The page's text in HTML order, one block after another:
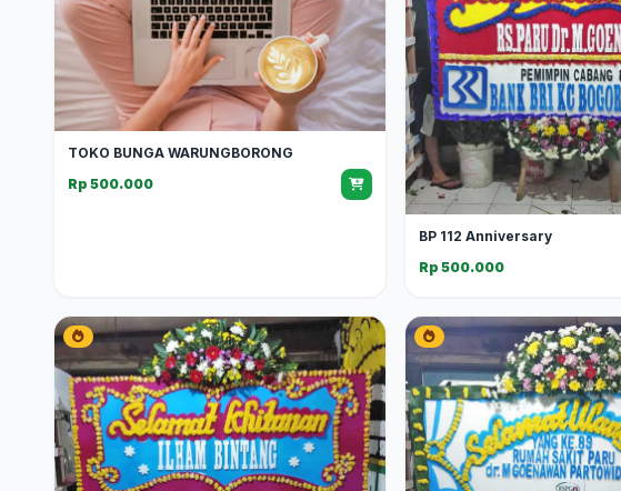
TOKO BUNGA WARUNGBORONG
Rp 500.000
BP 112 Anniversary
Rp 500.000